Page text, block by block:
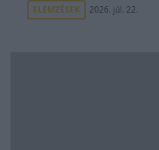
ELEMZÉSEK 2026. júl. 22.